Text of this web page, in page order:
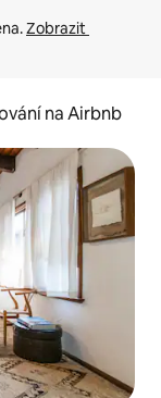
Zobrazit
na Airbnb